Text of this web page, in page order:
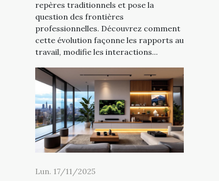
repères traditionnels et pose la
question des frontières
professionnelles. Découvrez comment
cette évolution façonne les rapports au
travail, modifie les interactions...
Lun. 17/11/2025